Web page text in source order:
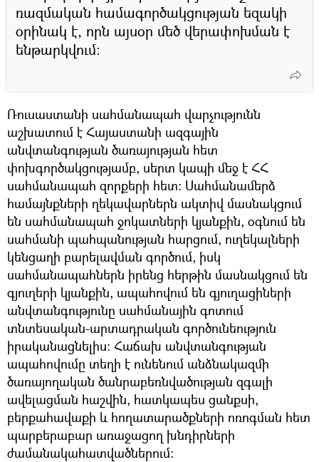
ռազմական համագործակցության եզակի
օրինակ է, որն այսօր մեծ վերափոխման է
ենթարկվում։
Ռուսաստանի սահմանապահ վարչությունն
աշխատում է Հայաստանի ազգային
անվտանգության ծառայության հետ
փոխգործակցությամբ, սերտ կապի մեջ է ՀՀ
սահմանապահ զորքերի հետ։ Սահմանամերձ
համայնքների ղեկավարներն ակտիվ մասնակցում
են սահմանապահ ջոկատների կյանքին, օգնում են
սահմանի պահպանության հարցում, ուղեկալների
կենցաղի բարելավման գործում, իսկ
սահմանապահներն իրենց հերթին մասնակցում են
գյուղերի կյանքին, ապահովում են գյուղացիների
անվտանգությունը սահմանային գոտում
տնտեսական-արտադրական գործունեություն
իրականացնելիս։ Հաճախ անվտանգության
ապահովումը տեղի է ունենում անձնակազմի
ծառայողական ծանրաբեռնվածության զգալի
ավելացման հաշվին, հատկապես ցանքսի,
բերքահավաքի և հողատարածքների ոռոգման հետ
պարբերաբար առաջացող խնդիրների
ժամանակահատվածներում։